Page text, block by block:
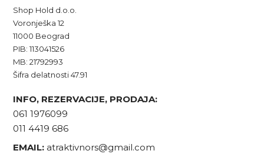
Shop Hold d.o.o.
Voronješka 12
11000 Beograd
PIB: 113041526
MB: 21792993
Šifra delatnosti 47.91
INFO, REZERVACIJE, PRODAJA:
061 1976099
011 4419 686
EMAIL: atraktivnors@gmail.com